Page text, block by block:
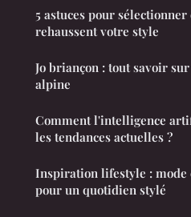
5 astuces pour
rehaussent votre style
Jo briançon : tout savoir
alpine
Comment l'intelligence
les tendances actuelles ?
Inspiration lifestyle : mode
pour un quotidien stylé